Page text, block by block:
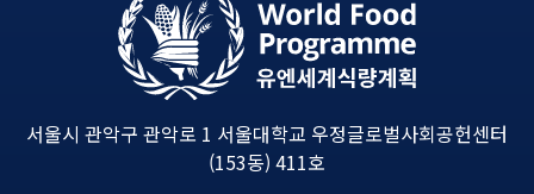
서울시 관악구 관악로 1 서울대학교 우정글로벌사회공헌센터
(153동) 411호